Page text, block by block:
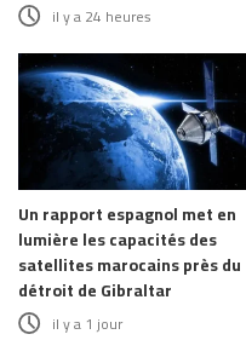
il y a 24 heures
Un rapport espagnol met en
lumière les capacités des
satellites marocains près du
détroit de Gibraltar
il y a 1 jour